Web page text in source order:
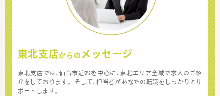
東北支店からの メッセージ
東北支店では、仙台市近郊を中心に、東北エリア全域で求人のご紹
介をしております。 そして、担当者があなたの転職をしっかりとサ
ポートします。